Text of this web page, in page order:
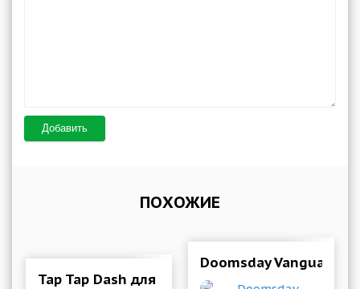
Добавить
ПОХОЖИЕ
Tap Tap Dash для андроида
Doomsday Vanguard